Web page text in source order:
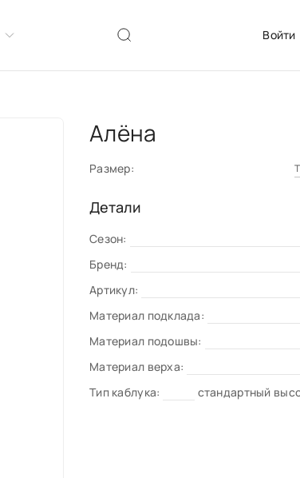
Войти
Алёна
Размер:
Детали
Сезон:
Бренд:
Артикул:
Материал подклада:
Материал подошвы:
Материал верха:
Тип каблука:
стандартный